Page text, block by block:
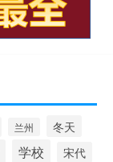
兰州 冬天
学校 宋代